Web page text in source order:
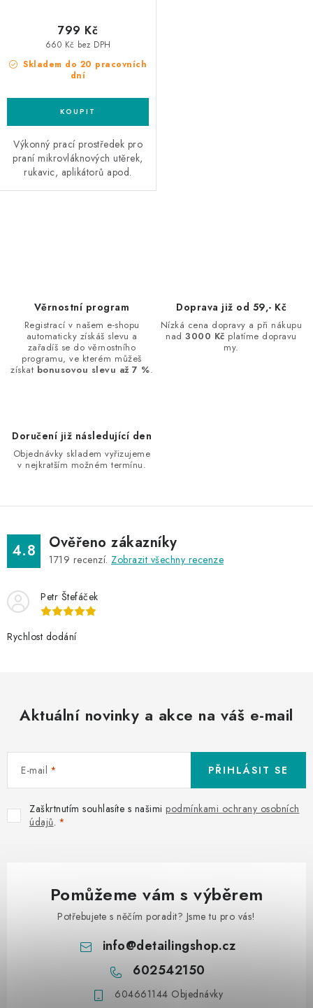
Skladem do 20 pracovních
dní
660 Kč bez DPH
799 Kč
Výkonný prací prostředek pro
praní mikrovláknových utěrek,
rukavic, aplikátorů apod.
p
k
y
p
s
u
Věrnostní program
Registrací v našem e-shopu
automaticky získáš slevu a
zařadíš se do věrnostního
programu, ve kterém můžeš
získat bonusovou slevu až 7 %.
Doprava již od 59,- Kč
Nízká cena dopravy a při nákupu
nad3000 Kč platíme dopravu
my.
Doručení již následující den
Objednávky skladem vyřizujeme
v nejkratším možném termínu.
4.8 Ověřeno zákazníky
1719 recenzí. Zobrazit všechny recenze
Petr Štefáček
Rychlost dodání
Aktuální novinky a akce na váš e-mail
E-mail
Zaškrtnutím souhlasíte s našimi podmínkami ochrany osobních
údajů.
PŘIHLÁSIT SE
Pomůžeme vám s výběrem
Potřebujete s něčím poradit? Jsme tu pro vás!
info@detailingshop.cz
602542150
604661144 Objednávky